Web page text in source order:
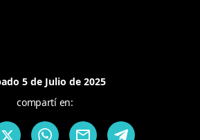
5 de Julio de 2025
compartí en: